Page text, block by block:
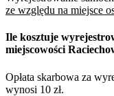
ze względu na miejsce
Ile kosztuje
miejscowości
Opłata skarbowa za
wynosi 10 zł.